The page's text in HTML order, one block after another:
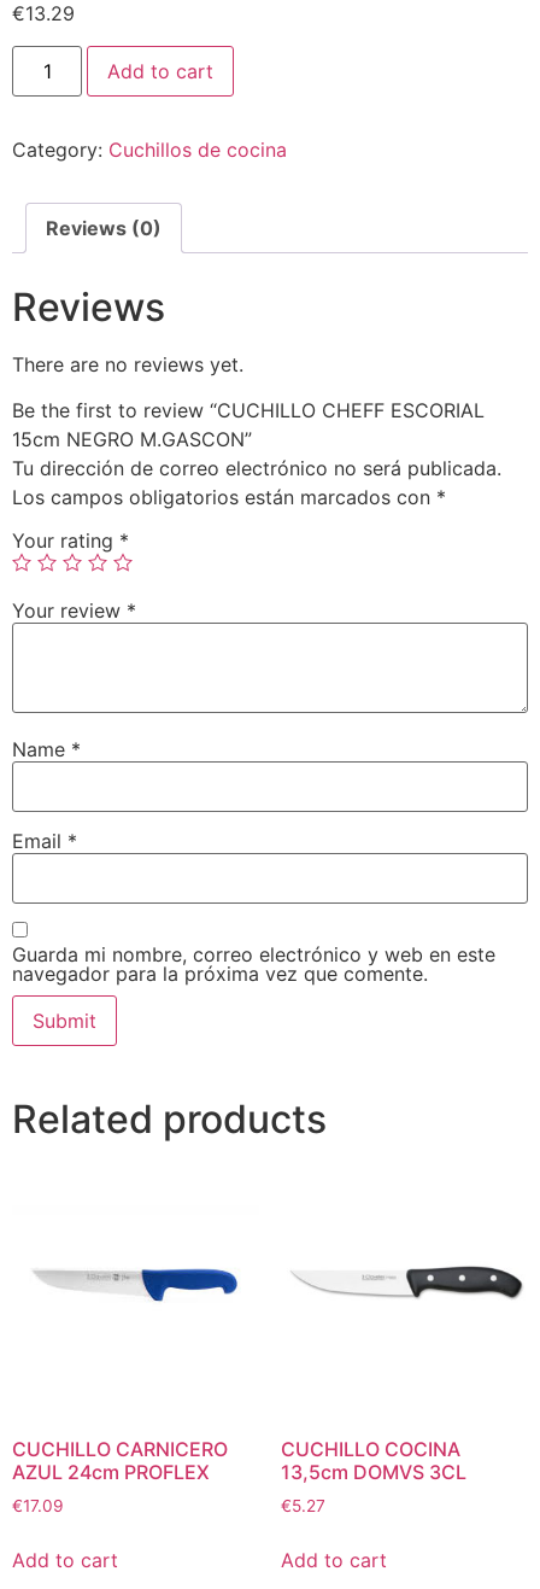
€13.29
Add to cart
Category: Cuchillos de cocina
Reviews (0)
Reviews
There are no reviews yet.
Be the first to review “CUCHILLO CHEFF ESCORIAL
15cm NEGRO M.GASCON”
Tu dirección de correo electrónico no será publicada.
Los campos obligatorios están marcados con *
Your rating *
Your review *
Name *
Email *
Guarda mi nombre, correo electrónico y web en este
navegador para la próxima vez que comente.
Related products
CUCHILLO CARNICERO
AZUL 24cm PROFLEX
€17.09
Add to cart
CUCHILLO COCINA
13,5cm DOMVS 3CL
€5.27
Add to cart